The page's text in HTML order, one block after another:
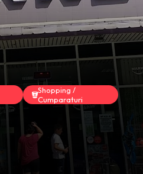
Shopping /
Cumparaturi